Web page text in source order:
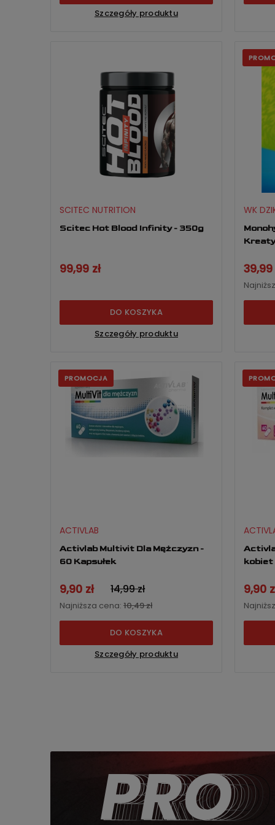
Szczegóły produktu
Scitec Hot Blood Infinity - 350g
SCITEC NUTRITION
99,99 zł
DO KOSZYKA
Szczegóły produktu
WK
39,99
Activlab Multivit Dla Mężczyzn -
60 Kapsułek
ACTIVLAB
9,90 zł 14,99 zł
Najniższa cena: 10,49 zł
DO KOSZYKA
Szczegóły produktu
PROMOCJA
kobiet
9,90